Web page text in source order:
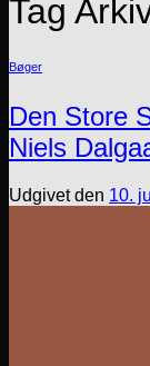
Tag
Bøger
Den Store
Niels
Udgivet den 10.